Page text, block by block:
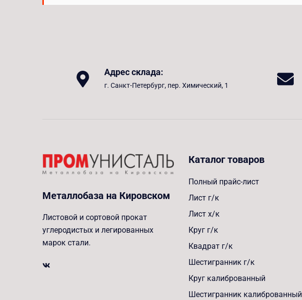
Адрес склада:
г. Санкт-Петербург, пер. Химический, 1
Металлобаза на Кировском
Листовой и сортовой прокат
углеродистых и легированных
марок стали.
Каталог товаров
Полный прайс-лист
Лист г/к
Лист х/к
Круг г/к
Квадрат г/к
Шестигранник г/к
Круг калиброванный
Шестигранник калиброванный